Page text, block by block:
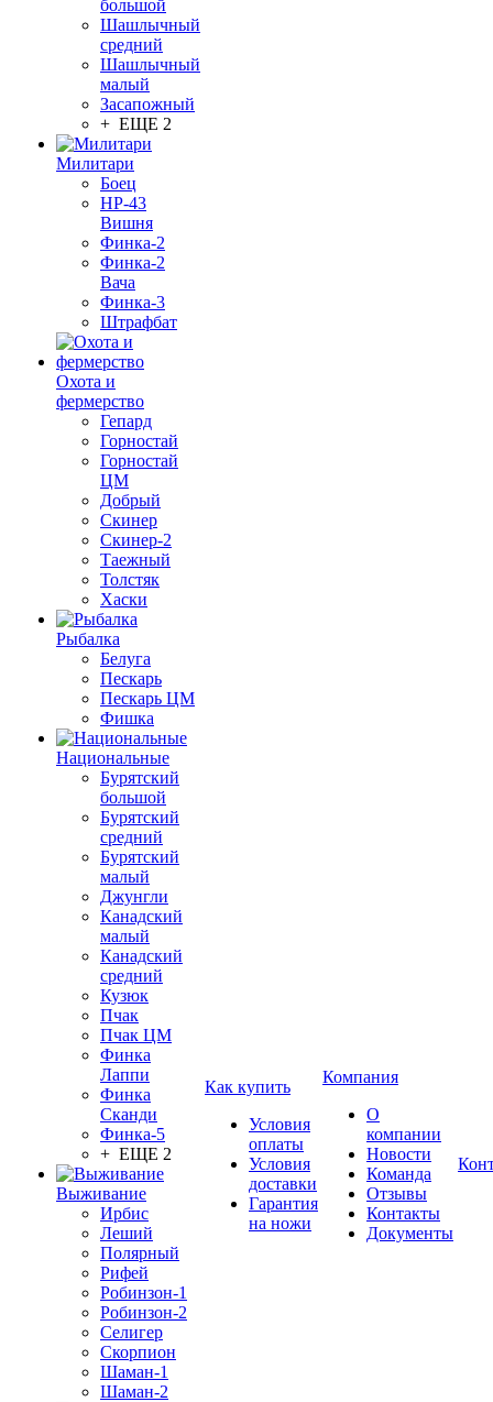
большой
Шашлычный
средний
Шашлычный
малый
Засапожный
+ ЕЩЕ 2
Милитари
Боец
НР-43
Вишня
Финка-2
Финка-2
Вача
Финка-3
Штрафбат
Охота и
фермерство
Гепард
Горностай
Горностай
ЦМ
Добрый
Скинер
Скинер-2
Таежный
Толстяк
Хаски
Рыбалка
Белуга
Пескарь
Пескарь ЦМ
Фишка
Национальные
Бурятский
большой
Бурятский
средний
Бурятский
малый
Джунгли
Канадский
малый
Канадский
средний
Кузюк
Пчак
Пчак ЦМ
Финка
Лаппи
Финка
Сканди
Финка-5
+ ЕЩЕ 2
Выживание
Ирбис
Леший
Полярный
Рифей
Робинзон-1
Робинзон-2
Селигер
Скорпион
Шаман-1
Шаман-2
Как купить
Условия
оплаты
Условия
доставки
Гарантия
на ножи
Компания
О
компании
Новости
Команда
Отзывы
Контакты
Документы